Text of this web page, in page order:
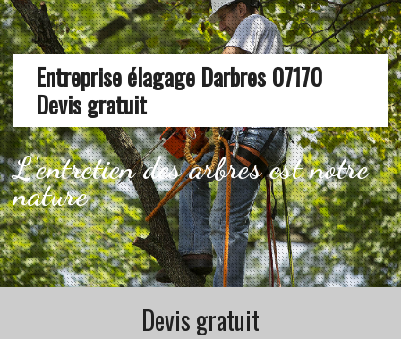
Entreprise élagage Darbres 07170
Devis gratuit
L'entretien des arbres est notre
nature
Devis gratuit